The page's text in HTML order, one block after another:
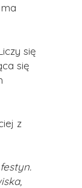
się
się
z